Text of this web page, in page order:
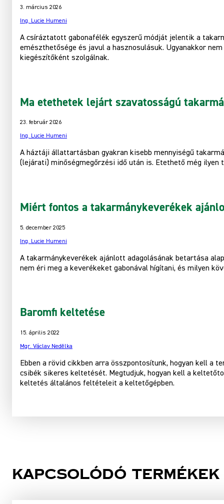
3. március 2026
Ing. Lucie Humeni
A csíráztatott gabonafélék egyszerű módját jelentik a
emészthetősége és javul a hasznosulásuk. Ugyanakkor
kiegészítőként szolgálnak.
Ma etethetek lejárt szavatosságú
23. február 2026
Ing. Lucie Humeni
A háztáji állattartásban gyakran kisebb mennyiségű
(lejárati) minőségmegőrzési idő után is. Etethető még ilyen
Miért fontos a takarmánykeverékek
5. december 2025
Ing. Lucie Humeni
A takarmánykeverékek ajánlott adagolásának betartása
nem éri meg a keverékeket gabonával hígítani, és milyen
Baromfi keltetése
15. április 2022
Mgr. Václav Nedělka
Ebben a rövid cikkben arra összpontosítunk, hogyan kell a
csibék sikeres keltetését. Megtudjuk, hogyan kell a
keltetés általános feltételeit a keltetőgépben.
Kapcsolódó termékek